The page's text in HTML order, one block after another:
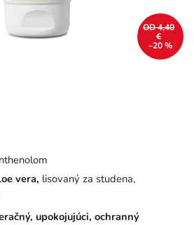
vera, lisovaný za studena,
upokojujúci, ochranný
OD 4,40
€
–20 %